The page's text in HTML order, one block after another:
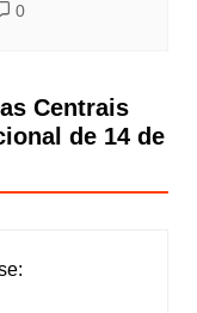
0
Centrais
de 14 de